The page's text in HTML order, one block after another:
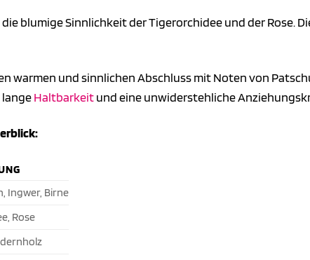
blumige Sinnlichkeit der Tigerorchidee und der Rose.
warmen und sinnlichen Abschluss mit Noten von
Haltbarkeitund eine unwiderstehliche
Ingwer, Birne
Rose